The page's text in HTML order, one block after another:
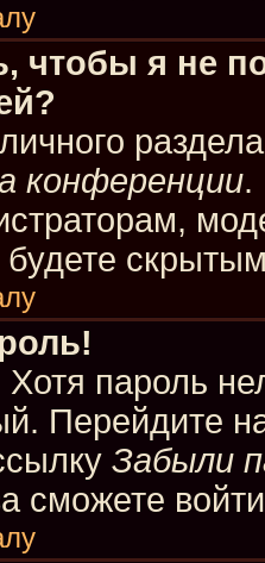
чтобы я не
конференции.
пароль
Перейдите
Забыли
сможете